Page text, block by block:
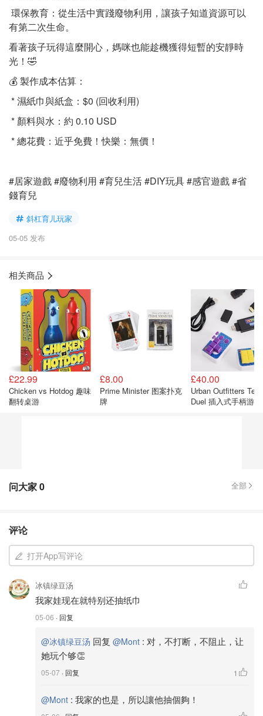
環保教育：從生活中實踐廢物利用，讓孩子知道資源可以
有第二次生命。
看著孩子玩得這麼開心，媽咪也能趁機獲得短暫的安靜時
光！🤣
💰 製作成本估算：
* 濕紙巾與紙盒：$0 (回收利用)
* 顏料與水：約 0.10 USD
* 總花費：近乎免費！快樂：無價！
#居家遊戲 #廢物利用 #育兒生活 #DIY玩具 #感官遊戲 #省
錢育兒
斜杠育儿玩家
05-05 发布
相关商品
£22.99
Chicken vs Hotdog 趣味
翻转桌游
£8.00
Prime Minister 图案扑克
牌
£40.00
Urban Outfitters
Duel 插入式手柄游
问大家0 全部
评论
打开App写评论
冰镇绿豆汤
我家娃现在就特别还抽纸巾
05-06 · 回复
@冰镇绿豆汤 回复 @Mont : 对，不打断，不阻止，让
她玩个够👏
05-07 · 回复 1
@Mont : 我家的也是，所以讓他抽個夠！